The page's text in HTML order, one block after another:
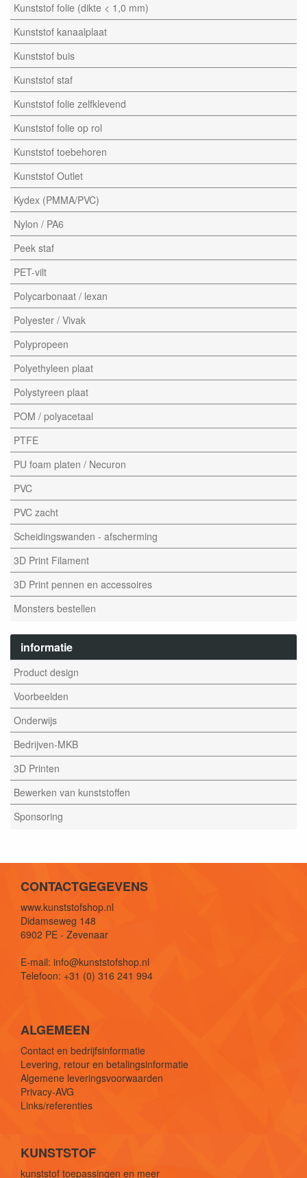
Kunststof folie (dikte < 1,0 mm)
Kunststof kanaalplaat
Kunststof buis
Kunststof staf
Kunststof folie zelfklevend
Kunststof folie op rol
Kunststof toebehoren
Kunststof Outlet
Kydex (PMMA/PVC)
Nylon / PA6
Peek staf
PET-vilt
Polycarbonaat / lexan
Polyester / Vivak
Polypropeen
Polyethyleen plaat
Polystyreen plaat
POM / polyacetaal
PTFE
PU foam platen / Necuron
PVC
PVC zacht
Scheidingswanden - afscherming
3D Print Filament
3D Print pennen en accessoires
Monsters bestellen
informatie
Product design
Voorbeelden
Onderwijs
Bedrijven-MKB
3D Printen
Bewerken van kunststoffen
Sponsoring
CONTACTGEGEVENS
www.kunststofshop.nl
Didamseweg 148
6902 PE - Zevenaar
E-mail: info@kunststofshop.nl
Telefoon: +31 (0) 316 241 994
ALGEMEEN
Contact en bedrijfsinformatie
Levering, retour en betalingsinformatie
Algemene leveringsvoorwaarden
Privacy-AVG
Links/referenties
KUNSTSTOF
kunststof toepassingen en meer